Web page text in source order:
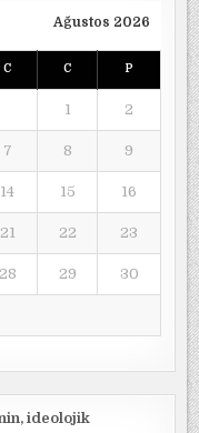
Ağustos 2026
C C P
1 2
7 8 9
14 15 16
21 22 23
28 29 30
ideolojik